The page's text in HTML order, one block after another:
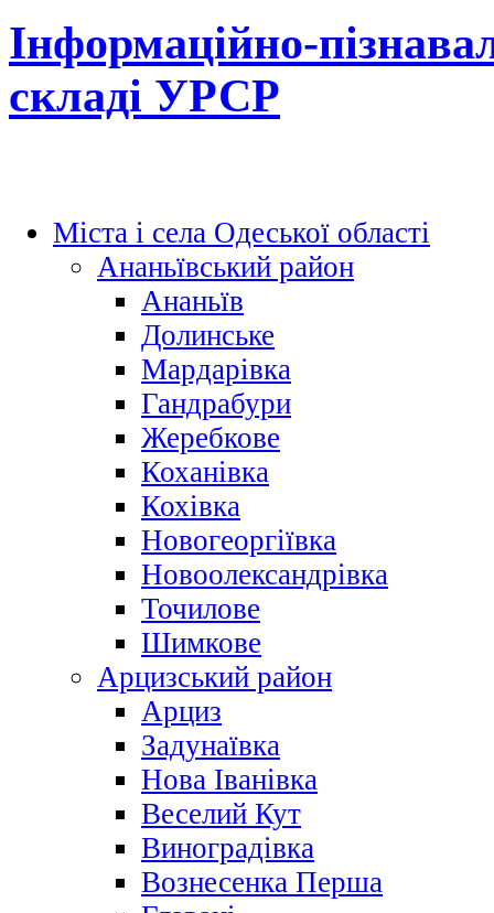
Інформаційно-
складі УРСР
Міста і села Одеської області
Ананьївський район
Ананьїв
Долинське
Мардарівка
Гандрабури
Жеребкове
Коханівка
Кохівка
Новогеоргіївка
Новоолександрівка
Точилове
Шимкове
Арцизський район
Арциз
Задунаївка
Нова Іванівка
Веселий Кут
Виноградівка
Вознесенка Перша